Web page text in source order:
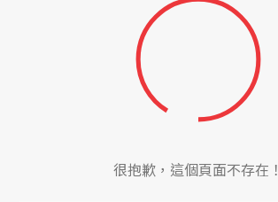
很抱歉，這個頁面不存在！